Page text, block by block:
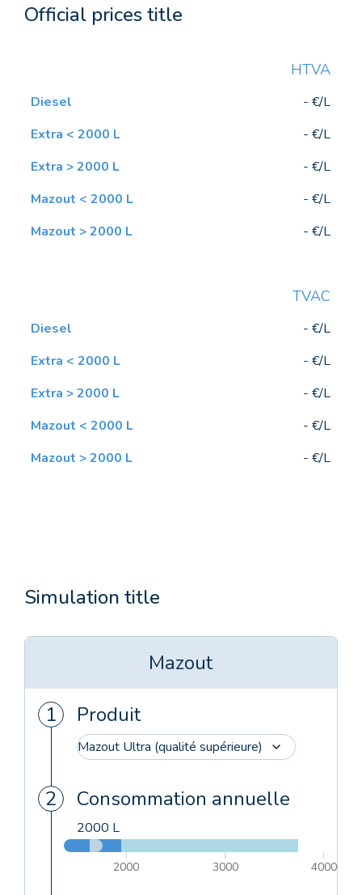
Official prices title
HTVA
- €/L
- €/L
- €/L
- €/L
- €/L
TVAC
- €/L
- €/L
- €/L
- €/L
- €/L
Simulation title
Mazout
Produit
Consommation annuelle
2000 L
2000 3000 4000